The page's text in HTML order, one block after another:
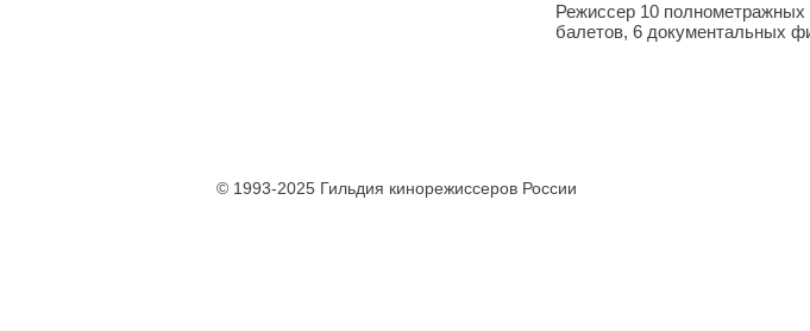
Режиссер 10
балетов, 6 документальных
© 1993-2025 Гильдия кинорежиссеров России